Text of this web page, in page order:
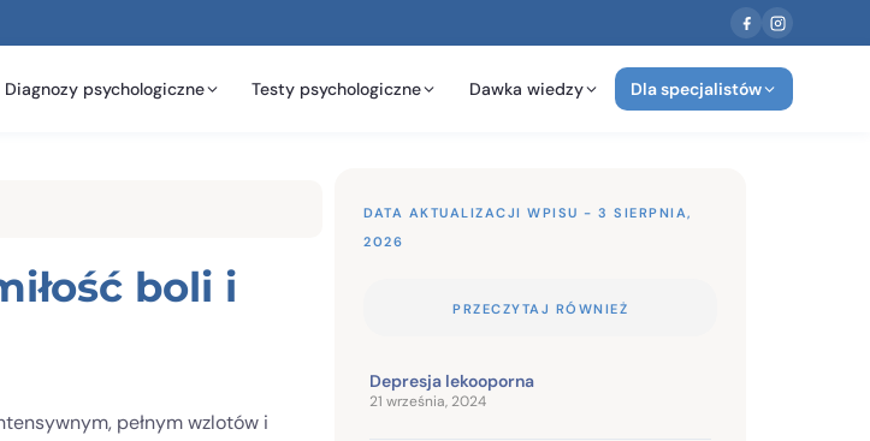
Diagnozy psychologiczne Testy psychologiczne Dawka wiedzy Dla specjalistów
boli i
pełnym wzlotów i
DATA AKTUALIZACJI WPISU - 3 SIERPNIA,
2026
PRZECZYTAJ RÓWNIEŻ
Depresja lekooporna
21 września, 2024